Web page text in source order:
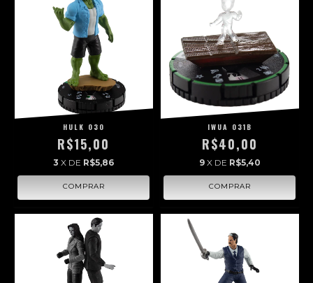
HULK 030
R$15,00
3 X DE R$5,86
IWUA 031B
R$40,00
9 X DE R$5,40